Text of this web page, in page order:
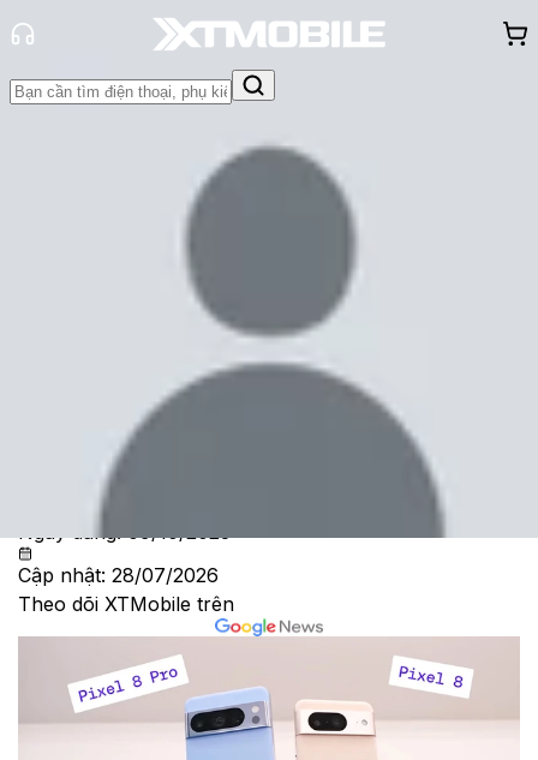
Đánh Giá - Trên Tay
Hỏi đáp Thông báo
Trên tay Google Pixel 8 và Pixel 8
Pro: Dùng chip Tensor G3, camera
nâng cấp mạnh mẽ
Cam Ngoan
Ngày đăng:09/10/2023
Cập nhật: 28/07/2026
Theo dõi XTMobile trên